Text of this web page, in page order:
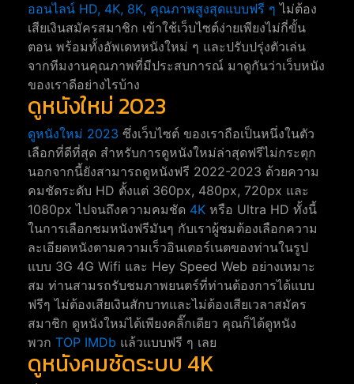
ออนไลน์ HD, 4K, 8K, คุณภาพสูงสุดแบบฟรี ๆ ไม่ต้อง
เสียเงินสมัครสมาชิก เข้าใช้เว็บไซต์ง่ายเพียงไม่กี่ขั้น
ตอน พร้อมทั้งอัพเดทหนังใหม่ ๆ และปรับปรุ่งตัวเล่น
จากทีมงานคุณภาพที่มีประสบการณ์ มาดูกันว่าเว็บหนัง
ของเราดีอย่างไรบ้าง
ดูหนังใหม่ 2023
ดูหนังใหม่ 2023 ซึ่งเว็บไซต์ ของเราถือเป็นหนึ่งในตัว
เลือกที่ดีที่สุด สำหรับการดูหนังใหม่ล่าสุดฟรีไม่กระตุก
นอกจากนี้ยังสามารถดูหนังฟรี 2022-2023 ด้วยความ
คมชัดระดับ HD ตั้งแต่ 360px, 480px, 720px และ
1080px ไปจนถึงความคมชัด 4K หรือ Ultra HD ทั้งนี้
ในการเลือกชมหนังฟรีมันๆ กับเราผู้ชมต้องเลือกความ
ละเอียดหนังตามความเร็วอินเตอร์เนตของท่านในรูป
แบบ 3G 4G Wifi และ Hey Speed Web อย่างเหมาะ
สม ท่านสามรถรับชมภาพยนตร์ที่ท่านต้องการได้แบบ
ฟรีๆ ไม่ต้องเสียเงินสักบาทและไม่ต้องเสียเวลาสมัคร
สมาชิก ดูหนังใหม่ได้เพียงคลิ๊กเดียว คุณก็ได้ดูหนัง
พวก TOP IMDb แล้วแบบฟรี ๆ เลย
ดูหนังคมชัดระบบ 4K